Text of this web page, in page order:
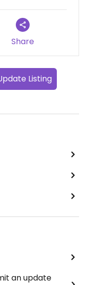
Share
Listing
an update